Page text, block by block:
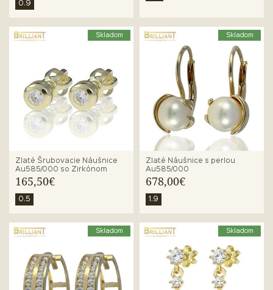
0.9
Skladom
Zlaté Šrubovacie Náušnice
Au585/000 so Zirkónom
165,50€
0.5
Skladom
Zlaté Náušnice s perlou
Au585/000
678,00€
1.9
Skladom Skladom